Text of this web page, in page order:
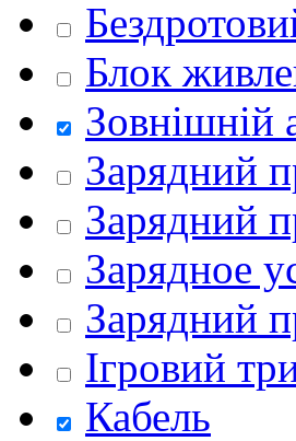
Блок
Зовнішній
Зарядний
Зарядний
Зарядное
Зарядний
Ігровий
Кабель